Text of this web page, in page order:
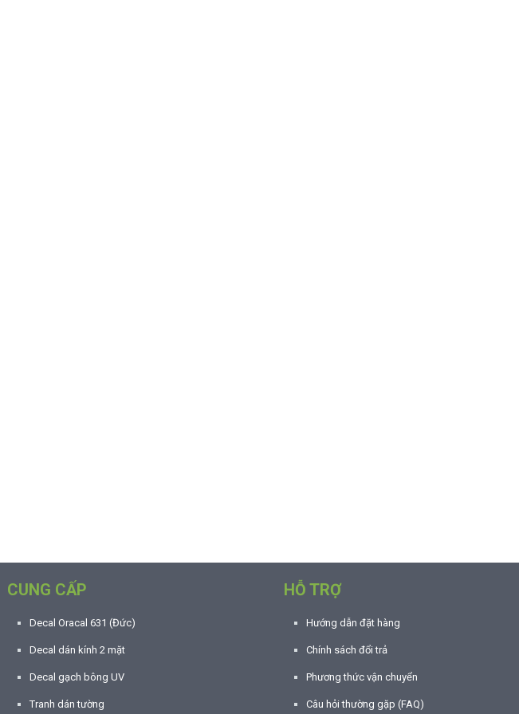
CUNG CẤP
Decal Oracal 631 (Đức)
Decal dán kính 2 mặt
Decal gạch bông UV
Tranh dán tường
HỖ TRỢ
Hướng dẫn đặt hàng
Chính sách đổi trả
Phương thức vận chuyển
Câu hỏi thường gặp (FAQ)